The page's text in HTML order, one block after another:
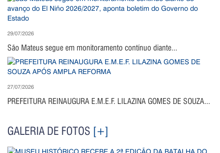
29/07/2026
São Mateus segue em monitoramento contínuo diante...
27/07/2026
PREFEITURA REINAUGURA E.M.E.F. LILAZINA GOMES DE SOUZA...
GALERIA DE FOTOS [+]